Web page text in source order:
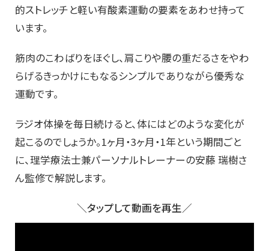
的ストレッチと軽い有酸素運動の要素をあわせ持って
います。
筋肉のこわばりをほぐし、肩こりや腰の重だるさをやわ
らげるきっかけにもなるシンプルでありながら優秀な
運動です。
ラジオ体操を毎日続けると、体にはどのような変化が
起こるのでしょうか。1ヶ月・3ヶ月・1年という期間ごと
に、理学療法士兼パーソナルトレーナーの安藤 瑞樹さ
ん監修で解説します。
＼タップして動画を再生／